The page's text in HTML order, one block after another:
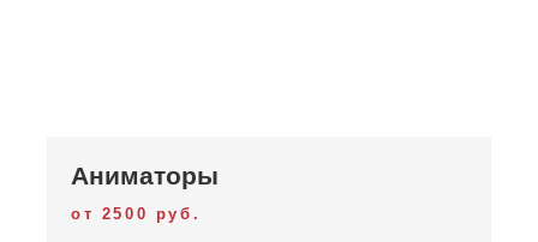
Аниматоры
от 2500 руб.